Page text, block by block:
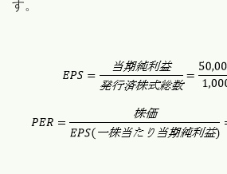
す。